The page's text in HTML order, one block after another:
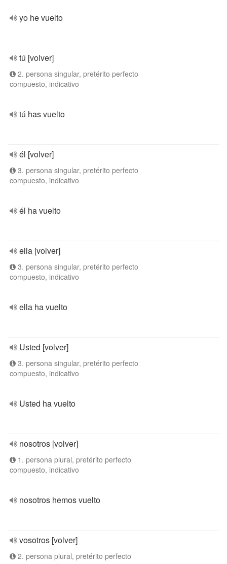
yo he vuelto
tú [volver]
2. persona singular, pretérito perfecto
compuesto, indicativo
tú has vuelto
él [volver]
3. persona singular, pretérito perfecto
compuesto, indicativo
él ha vuelto
ella [volver]
3. persona singular, pretérito perfecto
compuesto, indicativo
ella ha vuelto
Usted [volver]
3. persona singular, pretérito perfecto
compuesto, indicativo
Usted ha vuelto
nosotros [volver]
1. persona plural, pretérito perfecto
compuesto, indicativo
nosotros hemos vuelto
vosotros [volver]
2. persona plural, pretérito perfecto